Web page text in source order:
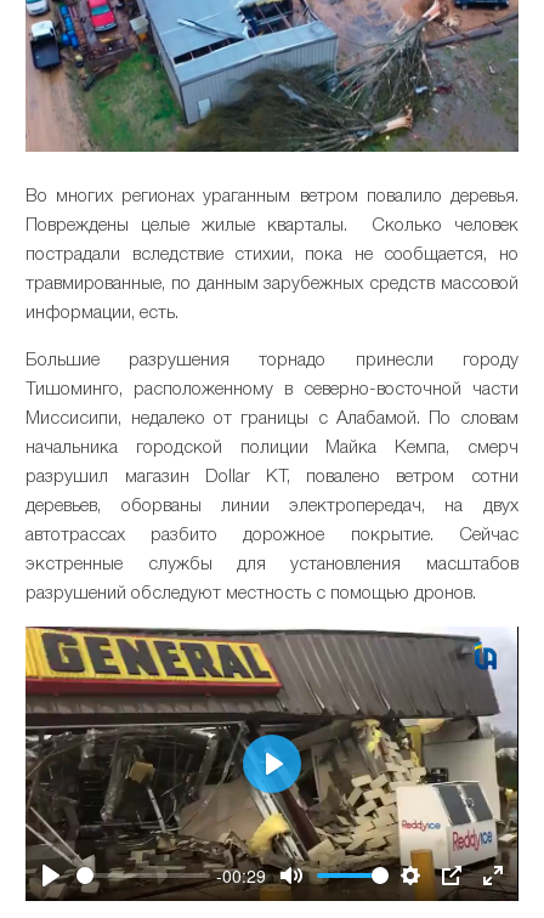
Во многих регионах ураганным ветром повалило деревья.
Повреждены целые жилые кварталы. Сколько человек
пострадали вследствие стихии, пока не сообщается, но
травмированные, по данным зарубежных средств массовой
информации, есть.
Большие разрушения торнадо принесли городу
Тишоминго, расположенному в северно-восточной части
Миссисипи, недалеко от границы с Алабамой. По словам
начальника городской полиции Майка Кемпа, смерч
разрушил магазин Dollar КТ, повалено ветром сотни
деревьев, оборваны линии электропередач, на двух
автотрассах разбито дорожное покрытие. Сейчас
экстренные службы для установления масштабов
разрушений обследуют местность с помощью дронов.
Play
-00:29
Mute Settings
PIP Enter
Play